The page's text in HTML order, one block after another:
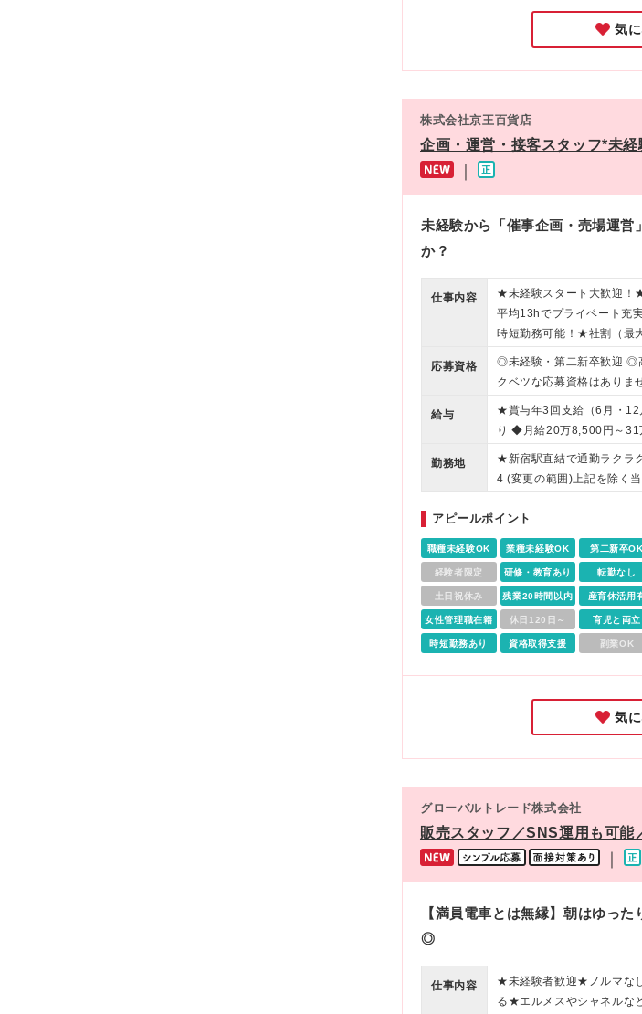
イグラス 福岡天神店 オー
囲)上記を除く当社関連勤務
気
株式会社京王百貨店
企画・運営・接客スタッフ*未
未経験から「催事企画・売場運
か？
仕事内容
★未経験スタート大歓迎！
平均13hでプライベート
時短勤務可能！★社割（最
度・手厚い研修アリ！
応募資格
◎未経験・第二新卒歓迎 ◎
クベツな応募資格はありま
人と接することが好き □好
めくモノをオススメしたい
した会社で働きたい □結婚
給与
★賞与年3回支給（6月・
り ◆月給20万8,500円～31
規定あり）＋賞与年3回＋
す ※昇給年1回 ※残業代全
※試用期間2週間あり。待
当 》 通勤手当、超過勤務
（7月） 《 賞与 》 年3回
は、業績に応じた賞与
勤務地
★新宿駅直結で通勤ラクラ
4 (変更の範囲)上記を除く
アピールポイント
職種未経験OK 業種未経験OK 第二新卒OK
経験者限定 研修・教育あり 転勤なし
土日祝休み 残業20時間以内 産育休活用
女性管理職在籍 休日120日～ 育児と両立
時短勤務あり 資格取得支援 副業OK
気
グローバルトレード株式会社
販売スタッフ／SNS運用も可能
【満員電車とは無縁】朝はゆっ
◎
仕事内容
★未経験者歓迎★ノルマな
る★エルメスやシャネルな